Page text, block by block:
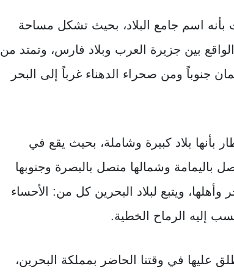
اسم جامع البلاد، بحيث تشكل مساحة
بين جزيرة العرب وبلاد فارس، وتمتد من
جنوباً ومن صحراء الدهناء غرباً إلى البحر
بلاد كبيرة وشاملة، بحيث يقع في
باليمامة وشمالها متصل بالبصرة وجنوبها
ويتبع لبلاد البحرين كل من: الأحساء
إليه الرماح الخطية.
عليها في وقتنا الحاضر بمملكة البحرين،